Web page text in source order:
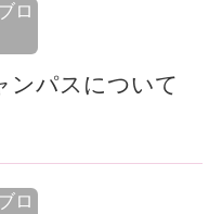
ロ
ンパスについて
ロ